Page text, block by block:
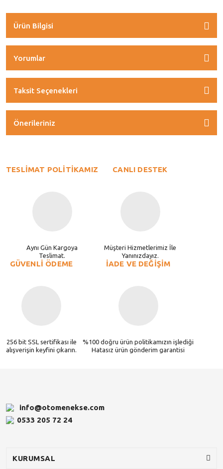
Ürün Bilgisi
Yorumlar
Taksit Seçenekleri
Önerileriniz
TESLİMAT POLİTİKAMIZ
Aynı Gün Kargoya
Teslimat.
CANLI DESTEK
Müşteri Hizmetlerimiz İle
Yanınızdayız.
GÜVENLİ ÖDEME
256 bit SSL sertifikası ile
alışverişin keyfini çıkarın.
İADE VE DEĞİŞİM
%100 doğru ürün politikamızın işlediği
Hatasız ürün gönderim garantisi
info@otomenekse.com
0533 205 72 24
KURUMSAL